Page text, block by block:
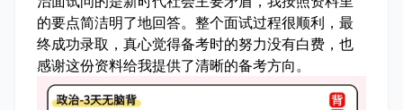
的要点简洁明了地回答。整个面试过程很顺利，最
终成功录取，真心觉得备考时的努力没有白费，也
感谢这份资料给我提供了清晰的备考方向。